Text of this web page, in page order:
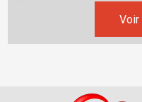
Voir